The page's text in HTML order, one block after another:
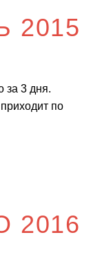
2015
за 3 дня.
по
2016